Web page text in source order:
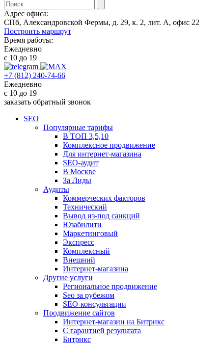
Адрес офиса:
СПб, Александровской Фермы, д. 29, к. 2, лит. А, офис 22
Построить маршрут
Время работы:
Ежедневно
с 10 до 19
+7 (812) 240-74-66
Ежедневно
с 10 до 19
заказать обратный звонок
SEO
Популярные тарифы
В ТОП 3,5,10
Комплексное продвижение
Для интернет-магазина
SEO-аудит
В Москве
За Лиды
Аудиты
Коммерческих факторов
Технический
Вывод из-под санкций
Юзабилити
Маркетинговый
Экспресс
Комплексный
Внешний
Интернет-магазина
Другие услуги
Региональное продвижение
Seo за рубежом
SEO-консультации
Продвижение сайтов
Интернет-магазин на Битрикс
С гарантией результата
Битрикс